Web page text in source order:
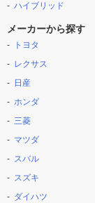
ハイブリッド
メーカーから探す
トヨタ
レクサス
日産
ホンダ
三菱
マツダ
スバル
スズキ
ダイハツ